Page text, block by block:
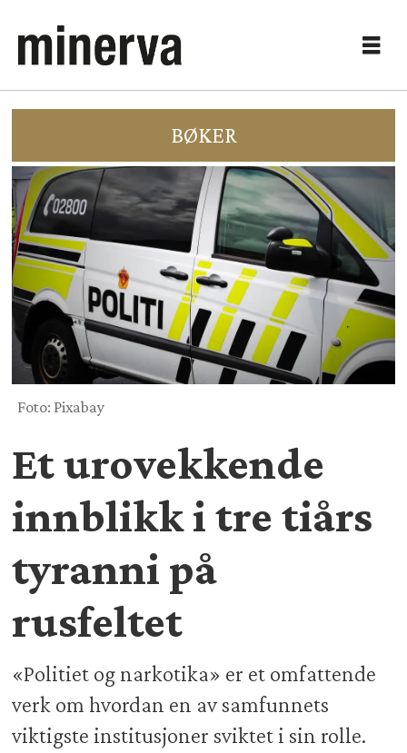
BØKER
Foto: Pixabay
Et urovekkende
innblikk i tre tiårs
tyranni på
rusfeltet
«Politiet og narkotika» er et omfattende
verk om hvordan en av samfunnets
viktigste institusjoner sviktet i sin rolle.